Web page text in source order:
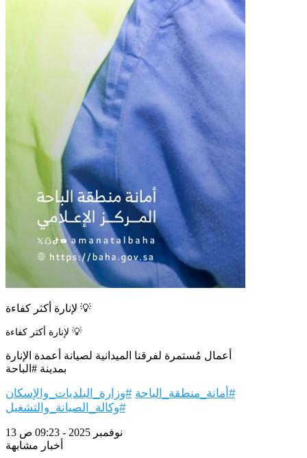
لإنارة أكثر كفاءة 💡
لإنارة أكثر كفاءة 💡
أعمال مُستمرة لفرقنا الميدانية لصيانة أعمدة الإنارة
#وزارة_البلديات_والإسكان #أمانة_منطقة_الباحة
#وكالة_الصيانة_والتشغيل
13 نوفمبر 2025 - 09:23 ص
أخبار مشابهة